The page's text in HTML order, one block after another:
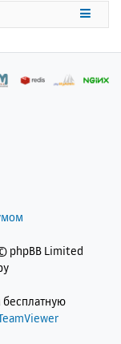
phpBB Limited
бесплатную